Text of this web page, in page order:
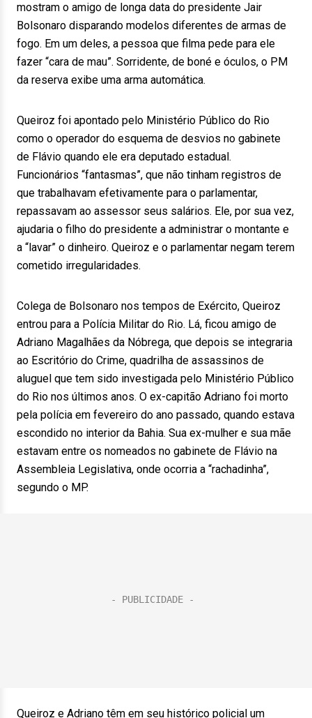
mostram o amigo de longa data do presidente Jair
Bolsonaro disparando modelos diferentes de armas de
fogo. Em um deles, a pessoa que filma pede para ele
fazer “cara de mau”. Sorridente, de boné e óculos, o PM
da reserva exibe uma arma automática.
Queiroz foi apontado pelo Ministério Público do Rio
como o operador do esquema de desvios no gabinete
de Flávio quando ele era deputado estadual.
Funcionários “fantasmas”, que não tinham registros de
que trabalhavam efetivamente para o parlamentar,
repassavam ao assessor seus salários. Ele, por sua vez,
ajudaria o filho do presidente a administrar o montante e
a “lavar” o dinheiro. Queiroz e o parlamentar negam terem
cometido irregularidades.
Colega de Bolsonaro nos tempos de Exército, Queiroz
entrou para a Polícia Militar do Rio. Lá, ficou amigo de
Adriano Magalhães da Nóbrega, que depois se integraria
ao Escritório do Crime, quadrilha de assassinos de
aluguel que tem sido investigada pelo Ministério Público
do Rio nos últimos anos. O ex-capitão Adriano foi morto
pela polícia em fevereiro do ano passado, quando estava
escondido no interior da Bahia. Sua ex-mulher e sua mãe
estavam entre os nomeados no gabinete de Flávio na
Assembleia Legislativa, onde ocorria a “rachadinha”,
segundo o MP.
Queiroz e Adriano têm em seu histórico policial um